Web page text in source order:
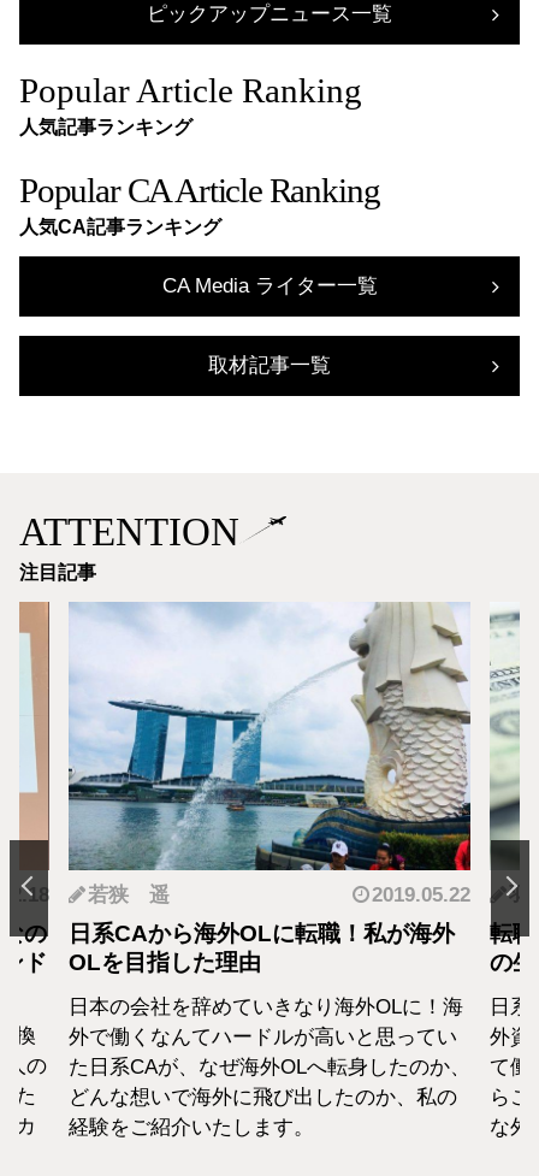
ピックアップニュース一覧
Popular Article Ranking
人気記事ランキング
Popular CA Article Ranking
人気CA記事ランキング
CA Media ライター一覧
取材記事一覧
ATTENTION
注目記事
の
ド
換
人の
た
カ
若狭 遥 2019.05.22
日系CAから海外OLに転職！私が海外
OLを目指した理由
日本の会社を辞めていきなり海外OLに！海
外で働くなんてハードルが高いと思ってい
た日系CAが、なぜ海外OLへ転身したのか、
どんな想いで海外に飛び出したのか、私の
経験をご紹介いたします。
羽
転
の
日
外資
て働
らこ
な外